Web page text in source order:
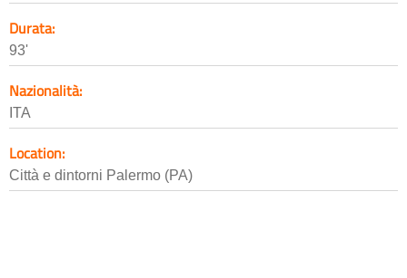
Durata:
93'
Nazionalità:
ITA
Location:
Città e dintorni Palermo (PA)